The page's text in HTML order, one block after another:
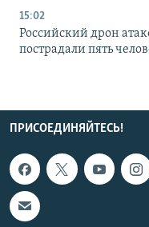
15:02
Российский дрон
пострадали пять
ПРИСОЕДИНЯЙТЕСЬ!